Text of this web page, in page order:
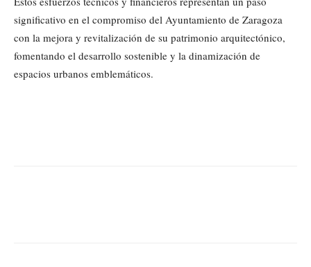
significativo en el compromiso del Ayuntamiento de Zaragoza
con la mejora y revitalización de su patrimonio arquitectónico,
fomentando el desarrollo sostenible y la dinamización de
espacios urbanos emblemáticos.